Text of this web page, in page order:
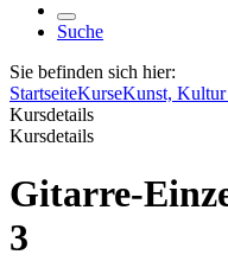
Suche
Sie befinden sich hier:
StartseiteKurseKunst,
Kursdetails
Kursdetails
Gitarre-
3